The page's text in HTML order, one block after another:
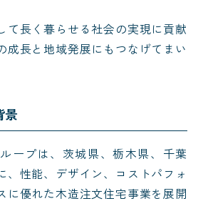
て長く暮らせる社会の実現に貢献
成長と地域発展にもつなげてまい
景
ープは、茨城県、栃木県、千葉
、性能、デザイン、コストパフォ
に優れた木造注文住宅事業を展開